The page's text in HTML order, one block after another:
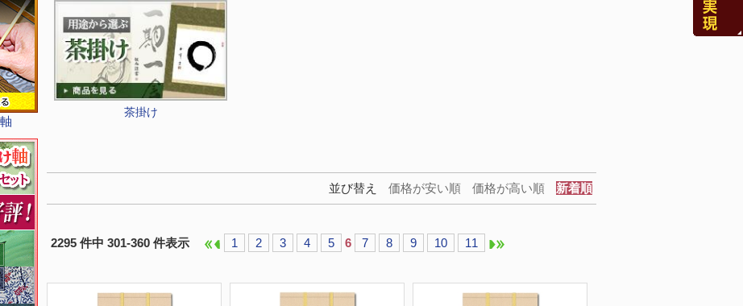
茶掛け
並び替え 価格が安い順 価格が高い順 新着順
2295 件中 301-360 件表示 1 2 3 4 5 6 7 8 9 10 11